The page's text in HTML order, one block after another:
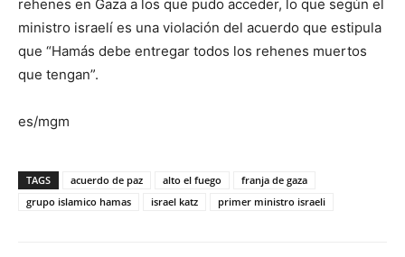
rehenes en Gaza a los que pudo acceder, lo que según el
ministro israelí es una violación del acuerdo que estipula
que “Hamás debe entregar todos los rehenes muertos
que tengan”.
es/mgm
TAGS acuerdo de paz alto el fuego
franja de gaza
grupo islamico hamas
israel katz primer ministro israeli